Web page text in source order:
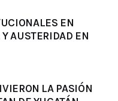
EN
AUSTERIDAD EN
LA PASIÓN